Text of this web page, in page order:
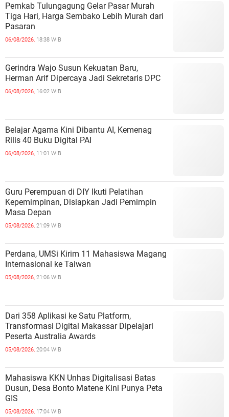
Pemkab Tulungagung Gelar Pasar Murah
Tiga Hari, Harga Sembako Lebih Murah dari
Pasaran
06/08/2026, 18:38 WIB
Gerindra Wajo Susun Kekuatan Baru,
Herman Arif Dipercaya Jadi Sekretaris DPC
06/08/2026, 16:02 WIB
Belajar Agama Kini Dibantu AI, Kemenag
Rilis 40 Buku Digital PAI
06/08/2026, 11:01 WIB
Guru Perempuan di DIY Ikuti Pelatihan
Kepemimpinan, Disiapkan Jadi Pemimpin
Masa Depan
05/08/2026, 21:09 WIB
Perdana, UMSi Kirim 11 Mahasiswa Magang
Internasional ke Taiwan
05/08/2026, 21:06 WIB
Dari 358 Aplikasi ke Satu Platform,
Transformasi Digital Makassar Dipelajari
Peserta Australia Awards
05/08/2026, 20:04 WIB
Mahasiswa KKN Unhas Digitalisasi Batas
Dusun, Desa Bonto Matene Kini Punya Peta
GIS
05/08/2026, 17:04 WIB